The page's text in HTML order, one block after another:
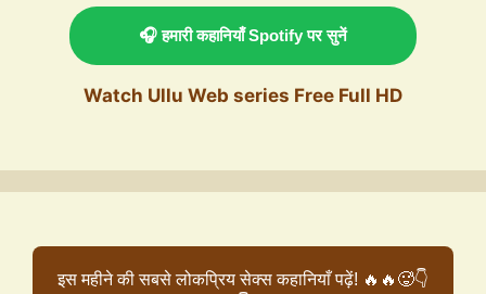
🎧 हमारी कहानियाँ Spotify पर सुनें
Watch Ullu Web series Free Full HD
इस महीने की सबसे लोकप्रिय सेक्स कहानियाँ पढ़ें! 🔥🔥🥵👇